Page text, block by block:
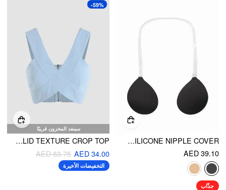
REUSABLE ADHESIVE PUSH UP SILICONE NIPPLE COVER
AED 39.10
جذّاب
سينفد المخزون قريبًا
-59%
SOLID TEXTURE CROP TOP
AED 34.00
AED 83.75
التخفيضات الأخيرة